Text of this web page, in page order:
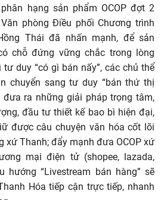
hạng sản phẩm OCOP đợt 2
phòng Điều phối Chương trình
Thái đã nhấn mạnh, để sản
chỗ đứng vững chắc trong lòng
duy “có gì bán nấy”, các chủ thể
chuyển sang tư duy “bán thứ thị
đưa ra những giải pháp trọng tâm,
đầu tư thiết kế bao bì hiện đại,
được câu chuyện văn hóa cốt lõi
xứ Thanh; đẩy mạnh đưa OCOP xứ
mại điện tử (shopee, lazada,
hướng “Livestream bán hàng” sẽ
Hóa tiếp cận trực tiếp, nhanh